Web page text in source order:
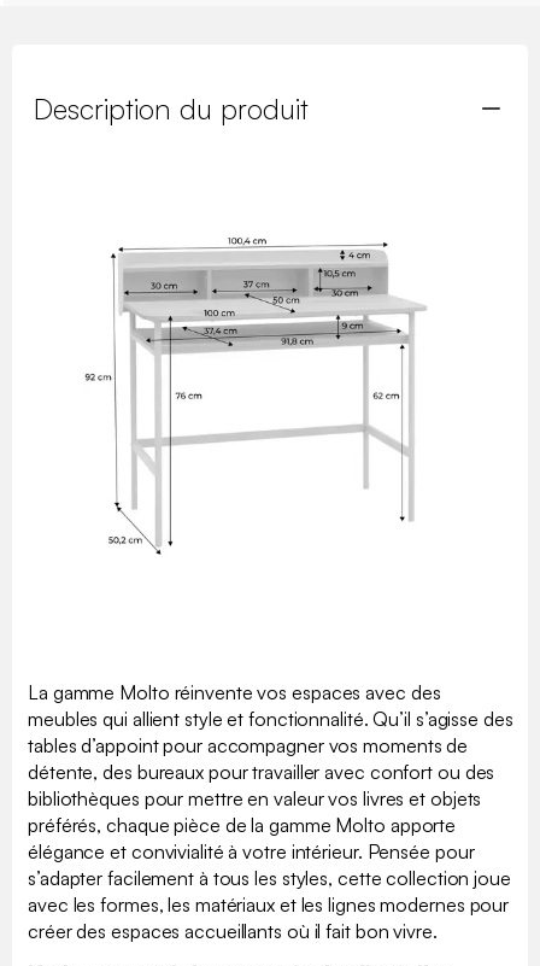
Description du produit
La gamme Molto réinvente vos espaces avec des
meubles qui allient style et fonctionnalité. Qu’il s’agisse des
tables d’appoint pour accompagner vos moments de
détente, des bureaux pour travailler avec confort ou des
bibliothèques pour mettre en valeur vos livres et objets
préférés, chaque pièce de la gamme Molto apporte
élégance et convivialité à votre intérieur. Pensée pour
s’adapter facilement à tous les styles, cette collection joue
avec les formes, les matériaux et les lignes modernes pour
créer des espaces accueillants où il fait bon vivre.